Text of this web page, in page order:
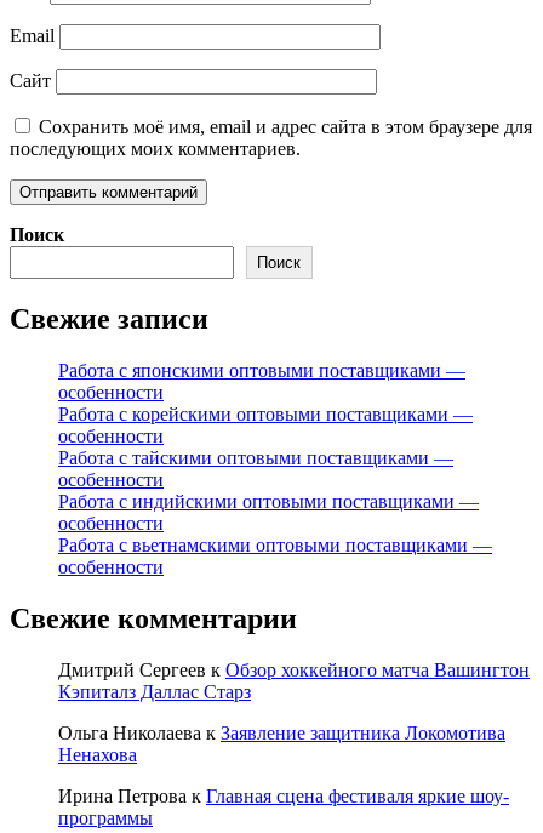
Email
Сайт
Сохранить моё имя, email и адрес сайта в этом браузере для
последующих моих комментариев.
Поиск
Поиск
Свежие записи
Работа с японскими оптовыми поставщиками —
особенности
Работа с корейскими оптовыми поставщиками —
особенности
Работа с тайскими оптовыми поставщиками —
особенности
Работа с индийскими оптовыми поставщиками —
особенности
Работа с вьетнамскими оптовыми поставщиками —
особенности
Свежие комментарии
Дмитрий Сергеев к Обзор хоккейного матча Вашингтон
Кэпиталз Даллас Старз
Ольга Николаева к Заявление защитника Локомотива
Ненахова
Ирина Петрова к Главная сцена фестиваля яркие шоу-
программы